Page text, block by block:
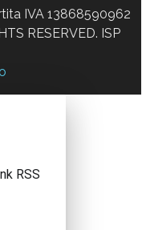
IVA 13868590962
RESERVED. ISP
RSS